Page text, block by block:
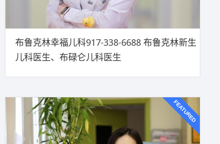
布鲁克林幸福儿科917-338-6688 布鲁克林新生
儿科医生、布碌仑儿科医生
FEATURED